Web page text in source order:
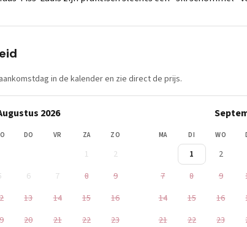
in de kalender en zie direct de prijs.
2026
DO VR ZA ZO
1
2
6 7 8
9
13 14 15
16
20 21 22
23
MA DI WO
1 2
7
8 9
14
15 16
21
22 23